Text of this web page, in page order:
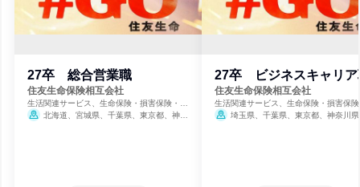
27卒 総合営業職
住友生命保険相互会社
生活関連サービス、生命保険・損害保険・保
険サービス
北海道、宮城県、千葉県、東京都、神奈
27卒 ビジネスキャリア
住友生命保険相互会社
生活関連サービス、生命保険・損害保
険サービス
埼玉県、千葉県、東京都、神奈川